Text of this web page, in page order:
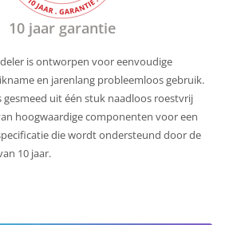
10 jaar garantie
is ontworpen voor eenvoudige
en jarenlang probleemloos gebruik.
gesmeed uit één stuk naadloos roestvrij
hoogwaardige componenten voor een
die wordt ondersteund door de
10 jaar.